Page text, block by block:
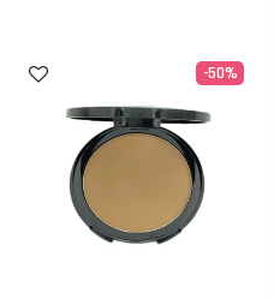
-50%